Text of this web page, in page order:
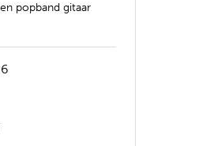
popband gitaar